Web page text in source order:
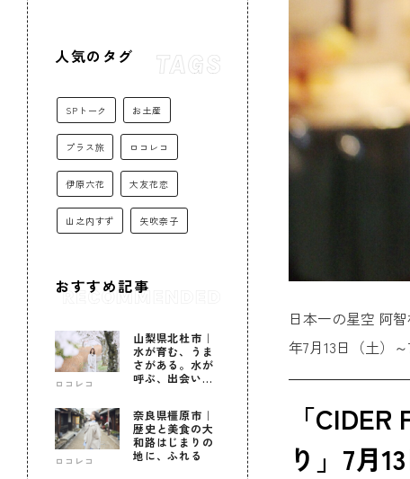
人気のタグ
SPトーク お土産
プラス旅 ロコレコ
伊原六花 大友花恋
山之内すず 矢吹奈子
おすすめ記事
ロコレコ
山梨県北杜市｜
水が育む、うま
さがある。水が
呼ぶ、出会いが
ロコレコ
奈良県橿原市｜
歴史と美食の大
和路はじまりの
地に、ふれる
日本一の星空 阿
年7月13日（土）
「
り」7月